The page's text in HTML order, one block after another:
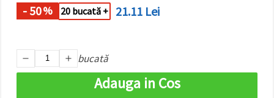
- 50% 20 bucată + 21.11 Lei
bucată
Adauga in Cos